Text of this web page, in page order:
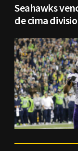
Seahawks
de cima